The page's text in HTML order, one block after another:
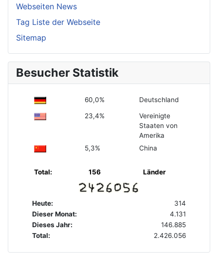
Webseiten News
Tag Liste der Webseite
Sitemap
Besucher Statistik
60,0% Deutschland
23,4%
Vereinigte
Staaten von
Amerika
5,3%
China
Total: 156 Länder
Heute:
314
Dieser Monat:
4.131
Dieses Jahr:
146.885
Total:
2.426.056